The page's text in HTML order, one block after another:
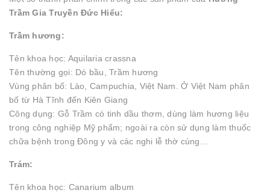
Trầm Gia Truyền Đức Hiểu:
Trầm hương:
Tên khoa học: Aquilaria crassna
Tên thường gọi: Dó bầu, Trầm hương
Vùng phân bố: Lào, Campuchia, Việt Nam. Ở Việt Nam phân
bố từ Hà Tĩnh đến Kiên Giang
Công dụng: Gỗ Trầm có tinh dầu thơm, dùng làm hương liệu
trong công nghiệp Mỹ phẩm; ngoài ra còn sử dụng làm thuốc
chữa bệnh trong Đông y và các nghi lễ thờ cúng...
Trám:
Tên khoa học: Canarium album